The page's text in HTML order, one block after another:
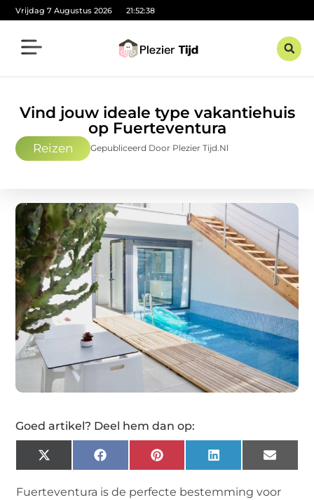
Vrijdag 7 Augustus 2026 21:52:39
Vind jouw ideale type vakantiehuis
op Fuerteventura
Reizen Gepubliceerd Door Plezier Tijd.nl
Goed artikel? Deel hem dan op:
X
(Twitter)
FacebookPinterestLinkedInEmail
Fuerteventura is de perfecte bestemming voor